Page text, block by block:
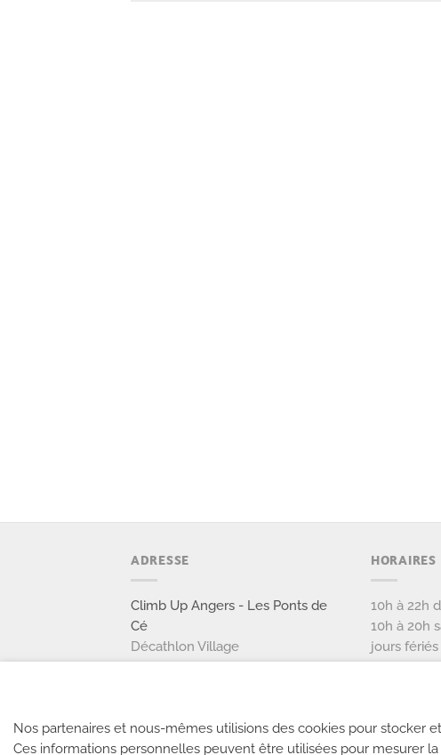
ADRESSE
Climb Up Angers - Les Ponts de
Cé
Décathlon Village
1 boulevard Léo Lagrange
NOUS CONTACTER
HORAIRES
10h à 22h
10h à 20h
jours fériés
Nos partenaires et nous-mêmes utilisions des cookies pour stocker
Ces informations personnelles peuvent être utilisées pour mesurer